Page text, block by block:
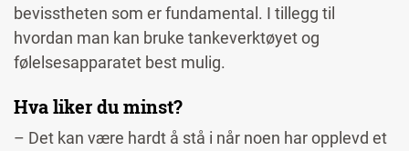
bevisstheten som er fundamental. I tillegg til
hvordan man kan bruke tankeverktøyet og
følelsesapparatet best mulig.
Hva liker du minst?
– Det kan være hardt å stå i når noen har opplevd et